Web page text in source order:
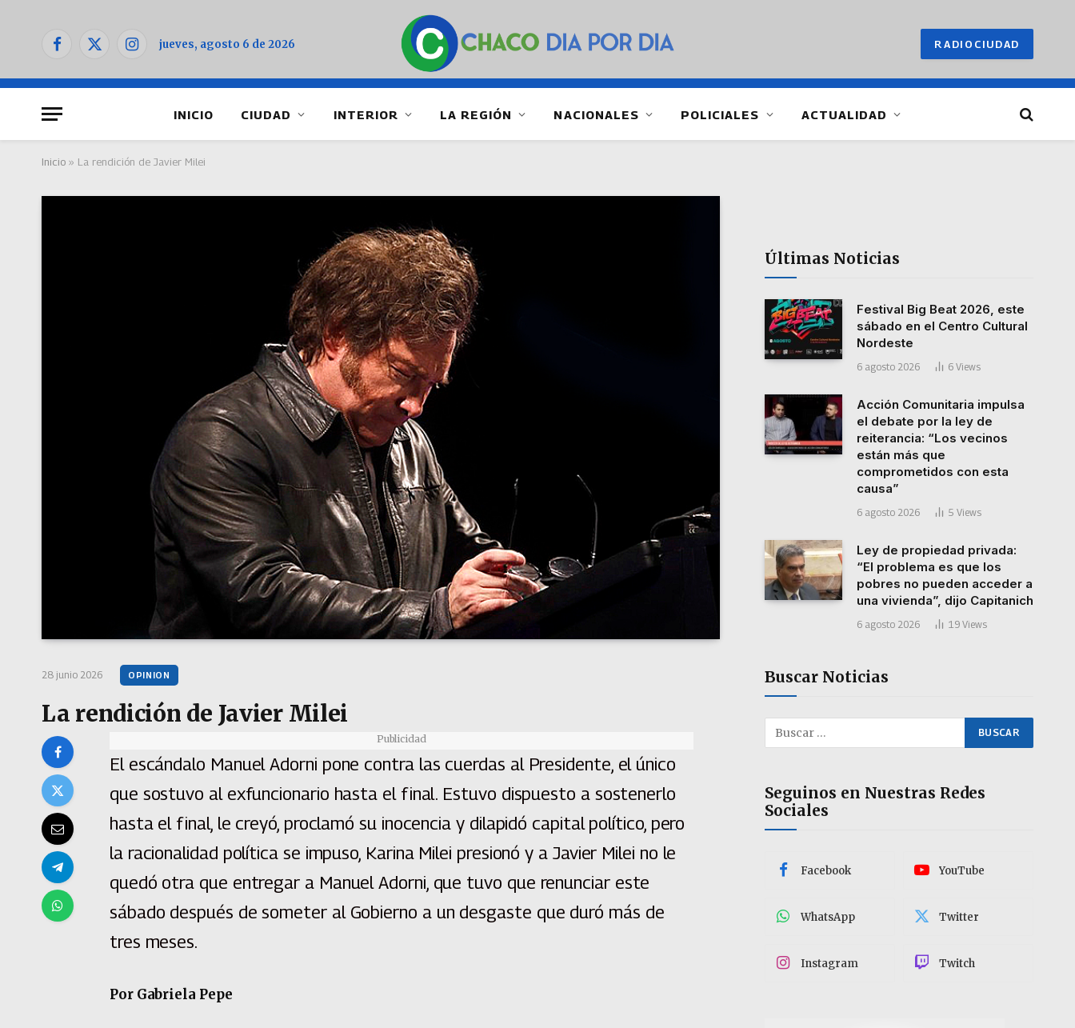
Facebook
X
Instagramjueves, agosto 6 de 2026 RADIOCIUDAD
INICIO CIUDAD INTERIOR LA REGIÓN NACIONALES POLICIALES ACTUALIDAD
Inicio » La rendición de Javier Milei
28 junio 2026 OPINION
La rendición de Javier Milei
Publicidad
El escándalo Manuel Adorni pone contra las cuerdas al Presidente, el único
que sostuvo al exfuncionario hasta el final. Estuvo dispuesto a sostenerlo
hasta el final, le creyó, proclamó su inocencia y dilapidó capital político, pero
la racionalidad política se impuso, Karina Milei presionó y a Javier Milei no le
quedó otra que entregar a Manuel Adorni, que tuvo que renunciar este
sábado después de someter al Gobierno a un desgaste que duró más de
tres meses.
Por Gabriela Pepe
Últimas Noticias
Festival Big Beat 2026, este
sábado en el Centro Cultural
Nordeste
6 agosto 2026 6 Views
Acción Comunitaria impulsa
el debate por la ley de
reiterancia: “Los vecinos
están más que
comprometidos con esta
causa”
6 agosto 2026 5 Views
Ley de propiedad privada:
“El problema es que los
pobres no pueden acceder a
una vivienda”, dijo Capitanich
6 agosto 2026 19 Views
Buscar Noticias
Seguinos en Nuestras Redes
Sociales
Facebook YouTube
WhatsApp Twitter
Instagram Twitch